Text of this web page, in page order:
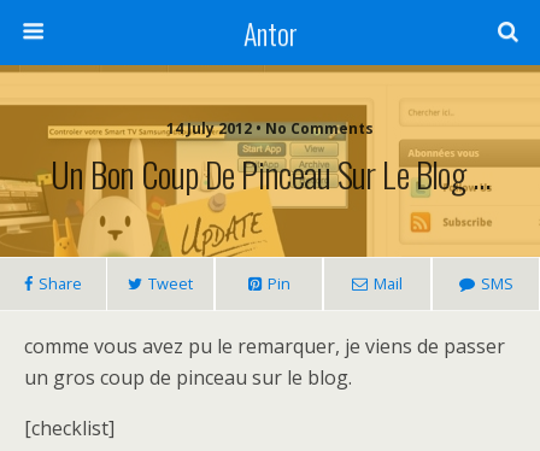
Antor
14 July 2012 •No Comments
Un Bon Coup De Pinceau Sur Le Blog …
Share Tweet Pin Mail SMS
comme vous avez pu le remarquer, je viens de passer
un gros coup de pinceau sur le blog.
[checklist]